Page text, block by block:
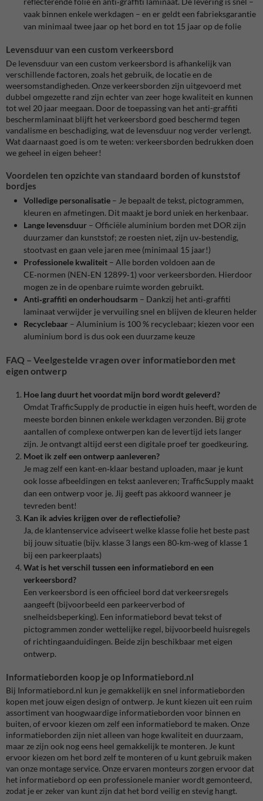
vaak binnen enkele werkdagen – en er geldt een fabrieksgarantie
van minimaal twee jaar op het bord en tot 15 jaar op de folie
Levensduur van een custom verkeersbord
De levensduur van een custom verkeersbord is afhankelijk van
verschillende factoren, zoals het gebruik, de locatie en de
weersomstandigheden. Onze verkeersborden zijn uitgevoerd met
dubbel omgezette rand zijn echter van zeer hoge kwaliteit en kunnen
tot wel 20 jaar meegaan. Door de toepassing van het anti-graffiti
beschermlaminaat blijft het verkeersbord goed beschermd tegen
vandalisme en beschadiging, wat de levensduur nog verder verlengt.
Wat daarnaast goed is om te weten: verkeersborden bedrukken doen
we geheel in eigen beheer!
Voordelen ten opzichte van standaard borden of kunststof
bordjes
Volledige personalisatie – Je bepaalt de tekst, pictogrammen,
kleuren en afmetingen. Dit maakt je bord uniek en herkenbaar.
Lange levensduur – Officiële aluminium borden met DOR zijn
duurzamer dan kunststof; ze roesten niet, zijn uv‑bestendig,
stootvast en gaan vele jaren mee (minimaal 15 jaar!)
Professionele kwaliteit – Alle borden voldoen aan de
CE‑normen (NEN‑EN 12899‑1) voor verkeersborden. Hierdoor
mogen ze in de openbare ruimte worden gebruikt.
Anti‑graffiti en onderhoudsarm – Dankzij het anti‑graffiti
laminaat verwijder je vervuiling snel en blijven de kleuren helder
Recyclebaar – Aluminium is 100 % recyclebaar; kiezen voor een
aluminium bord is dus ook een duurzame keuze
FAQ – Veelgestelde vragen over informatieborden met
eigen ontwerp
Hoe lang duurt het voordat mijn bord wordt geleverd?
Omdat TrafficSupply de productie in eigen huis heeft, worden de
meeste borden binnen enkele werkdagen verzonden. Bij grote
aantallen of complexe ontwerpen kan de levertijd iets langer
zijn. Je ontvangt altijd eerst een digitale proef ter goedkeuring.
Moet ik zelf een ontwerp aanleveren?
Je mag zelf een kant‑en‑klaar bestand uploaden, maar je kunt
ook losse afbeeldingen en tekst aanleveren; TrafficSupply maakt
dan een ontwerp voor je. Jij geeft pas akkoord wanneer je
tevreden bent!
Kan ik advies krijgen over de reflectiefolie?
Ja, de klantenservice adviseert welke klasse folie het beste past
bij jouw situatie (bijv. klasse 3 langs een 80‑km‑weg of klasse 1
bij een parkeerplaats)
Wat is het verschil tussen een informatiebord en een
verkeersbord?
Een verkeersbord is een officieel bord dat verkeersregels
aangeeft (bijvoorbeeld een parkeerverbod of
snelheidsbeperking). Een informatiebord bevat tekst of
pictogrammen zonder wettelijke regel, bijvoorbeeld huisregels
of richtingaanduidingen. Beide zijn beschikbaar met eigen
ontwerp.
Informatieborden koop je op Informatiebord.nl
Bij Informatiebord.nl kun je gemakkelijk en snel informatieborden
kopen met jouw eigen design of ontwerp. Je kunt kiezen uit een ruim
assortiment van hoogwaardige informatieborden voor binnen en
buiten, of ervoor kiezen om zelf een informatiebord te maken. Onze
informatieborden zijn niet alleen van hoge kwaliteit en duurzaam,
maar ze zijn ook nog eens heel gemakkelijk te monteren. Je kunt
ervoor kiezen om het bord zelf te monteren of u kunt gebruik maken
van onze montage service. Onze ervaren monteurs zorgen ervoor dat
het informatiebord op een professionele manier wordt gemonteerd,
zodat je er zeker van kunt zijn dat het bord veilig en stevig hangt.